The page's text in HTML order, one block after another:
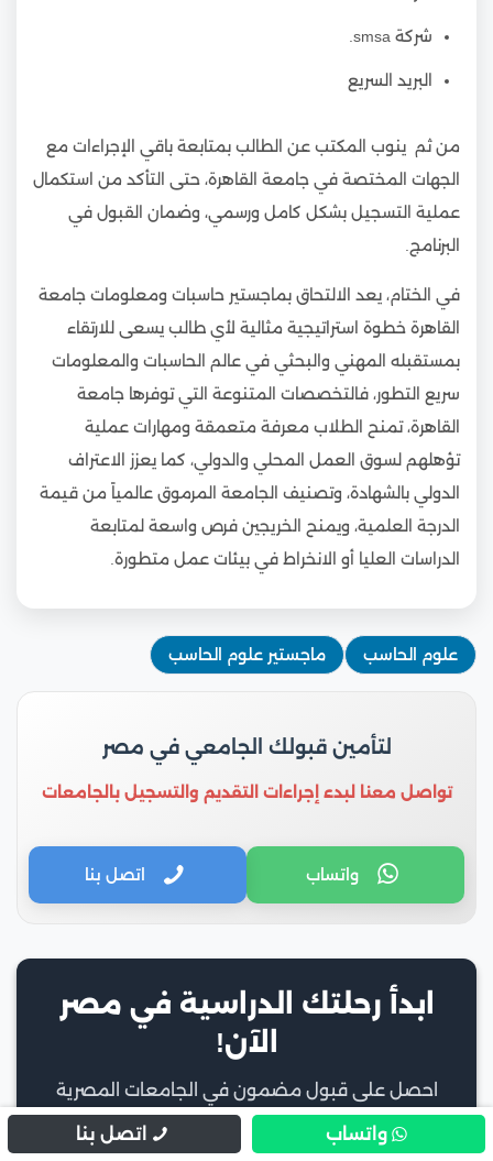
شركة smsa.
البريد السريع
من ثم ينوب المكتب عن الطالب بمتابعة باقي الإجراءات مع
الجهات المختصة في جامعة القاهرة، حتى التأكد من استكمال
عملية التسجيل بشكل كامل ورسمي، وضمان القبول في
البرنامج.
في الختام، يعد الالتحاق بماجستير حاسبات ومعلومات جامعة
القاهرة خطوة استراتيجية مثالية لأي طالب يسعى للارتقاء
بمستقبله المهني والبحثي في عالم الحاسبات والمعلومات
سريع التطور، فالتخصصات المتنوعة التي توفرها جامعة
القاهرة، تمنح الطلاب معرفة متعمقة ومهارات عملية
تؤهلهم لسوق العمل المحلي والدولي، كما يعزز الاعتراف
الدولي بالشهادة، وتصنيف الجامعة المرموق عالمياً من قيمة
الدرجة العلمية، ويمنح الخريجين فرص واسعة لمتابعة
الدراسات العليا أو الانخراط في بيئات عمل متطورة.
علوم الحاسب ماجستير علوم الحاسب
لتأمين قبولك الجامعي في مصر
تواصل معنا لبدء إجراءات التقديم والتسجيل بالجامعات
واتساب اتصل بنا
ابدأ رحلتك الدراسية في مصر
الآن!
احصل على قبول مضمون في الجامعات المصرية
واتساب اتصل بنا